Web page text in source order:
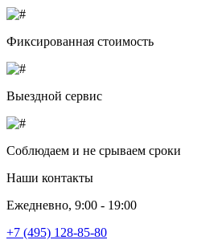
Фиксированная стоимость
Выездной сервис
Соблюдаем и не срываем сроки
Наши контакты
Ежедневно, 9:00 - 19:00
+7 (495) 128-85-80